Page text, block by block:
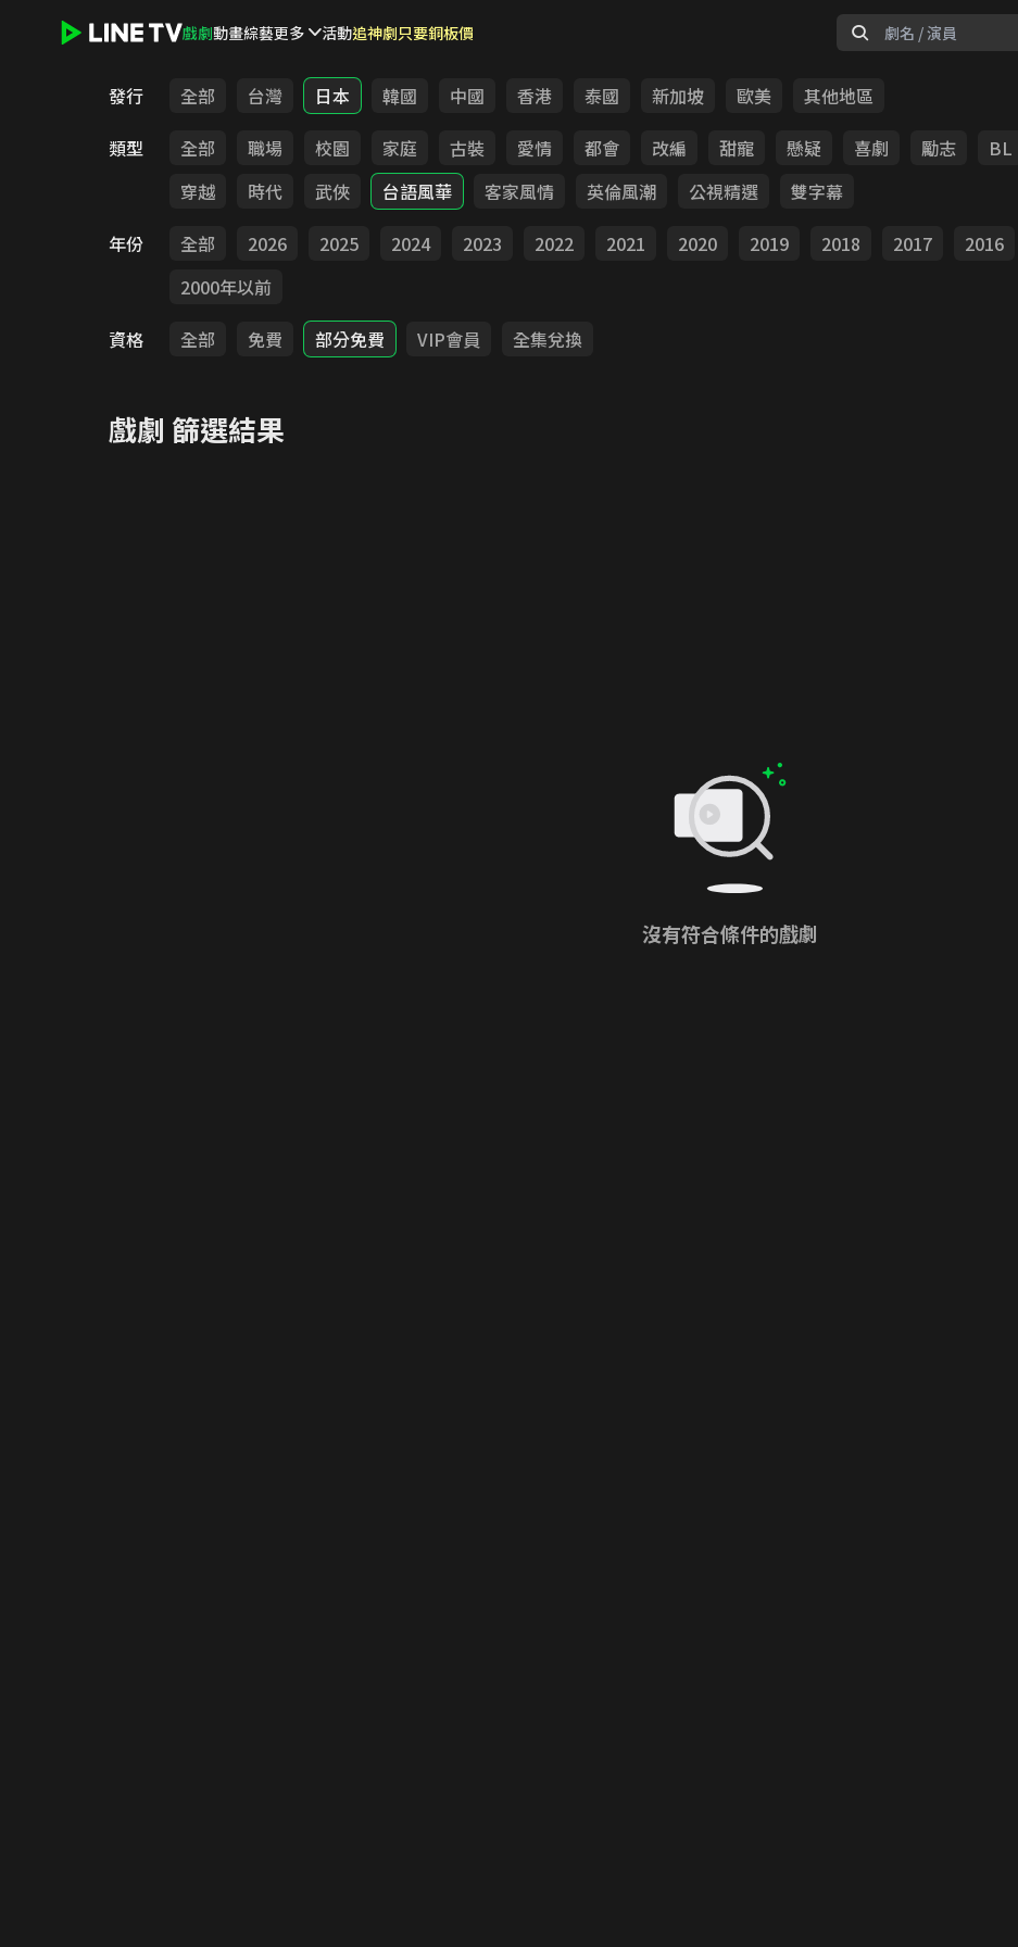
戲劇動畫綜藝更多 活動追神劇只要銅板價
發行 全部 台灣 日本 韓國 中國 香港 泰國 新加坡 歐美
其他地區
類型
全部 職場 校園 家庭 古裝 愛情 都會 改編 甜寵 懸疑 喜劇 勵志 BL
穿越
時代 武俠 台語風華 客家風情 英倫風潮 公視精選
雙字幕
年份
全部 2026 2025 2024 2023 2022 2021 2020 2019 2018 2017 2016
2000年以前
資格
全部 免費 部分免費 VIP會員 全集兌換
戲劇 篩選結果
沒有符合條件的戲劇